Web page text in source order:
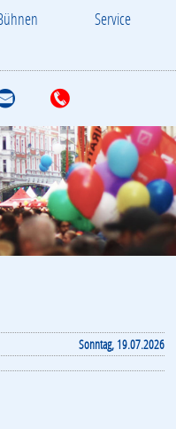
Service
T
Sonntag, 19.07.2026